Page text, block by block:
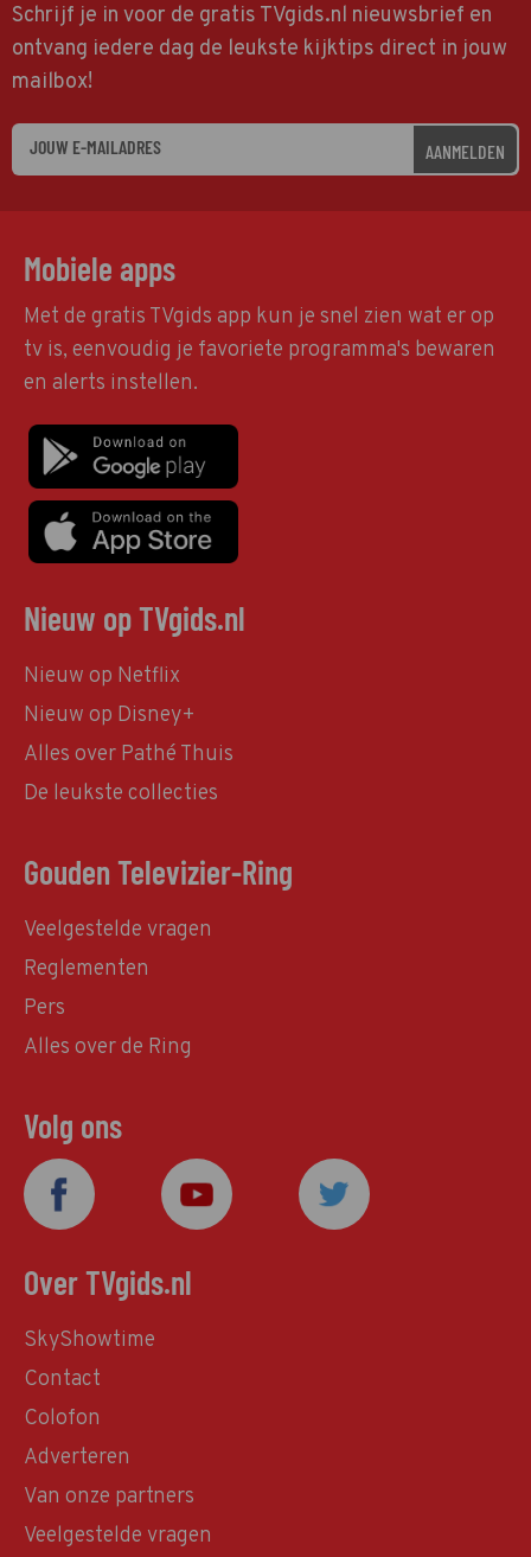
Schrijf je in voor de gratis TVgids.nl nieuwsbrief en
ontvang iedere dag de leukste kijktips direct in jouw
mailbox!
AANMELDEN
Mobiele apps
Met de gratis TVgids app kun je snel zien wat er op
tv is, eenvoudig je favoriete programma's bewaren
en alerts instellen.
Nieuw op TVgids.nl
Nieuw op Netflix
Nieuw op Disney+
Alles over Pathé Thuis
De leukste collecties
Gouden Televizier-Ring
Veelgestelde vragen
Reglementen
Pers
Alles over de Ring
Volg ons
Over TVgids.nl
SkyShowtime
Contact
Colofon
Adverteren
Van onze partners
Veelgestelde vragen